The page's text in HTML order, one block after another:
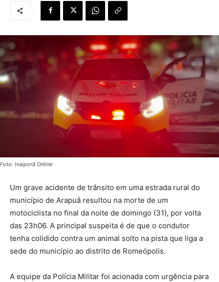
Foto: Ivaiporã Online
Um grave acidente de trânsito em uma estrada rural do
município de Arapuã resultou na morte de um
motociclista no final da noite de domingo (31), por volta
das 23h06. A principal suspeita é de que o condutor
tenha colidido contra um animal solto na pista que liga a
sede do município ao distrito de Romeópolis.
A equipe da Polícia Militar foi acionada com urgência para